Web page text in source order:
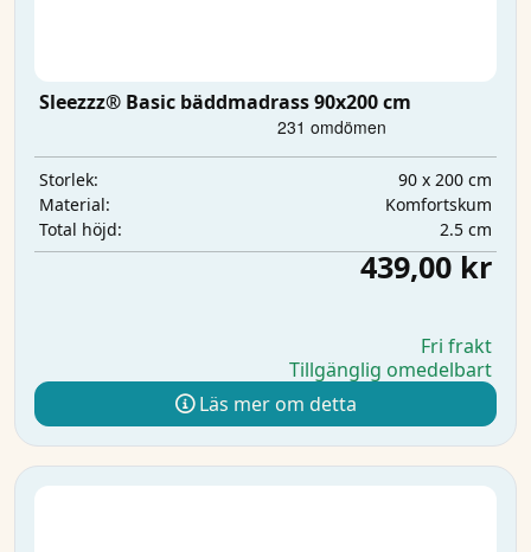
Sleezzz® Basic bäddmadrass 90x200 cm
Storlek:
90 x 200 cm
Material:
Komfortskum
Total höjd:
2.5 cm
439,00 kr
Fri frakt
Tillgänglig omedelbart
Läs mer om detta